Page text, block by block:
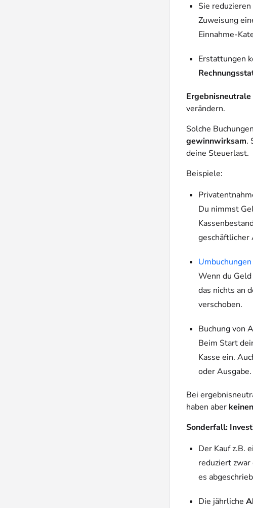
Sie
Zuweisung
Einnahme-
Erstattungen
verändern.
Solche
gewinnwirksam.
deine Steuerlast.
Beispiele:
Du nimmst
geschäftlicher
Umbuchungen
Wenn du
das nichts an
verschoben.
Buchung von
Beim Start
Kasse ein.
oder Ausgabe.
Bei
haben aber
Sonderfall:
Der Kauf z.B.
reduziert
es
Die jährliche